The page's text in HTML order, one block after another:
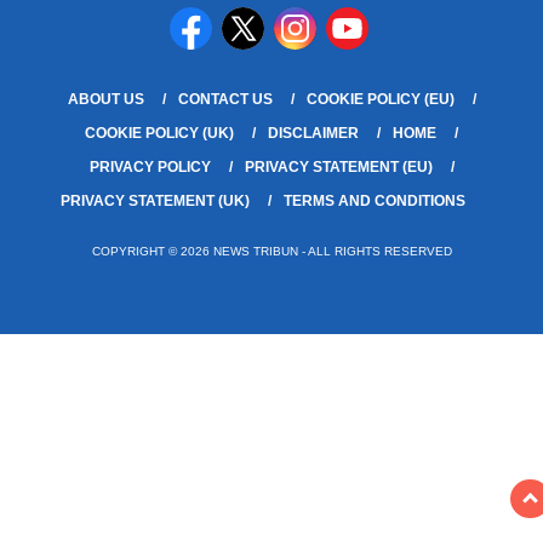
ABOUT US CONTACT US
COOKIE POLICY (EU)
COOKIE POLICY (UK)
DISCLAIMER
HOME
PRIVACY POLICY
PRIVACY STATEMENT (EU)
PRIVACY STATEMENT (UK)
TERMS AND CONDITIONS
COPYRIGHT © 2026 NEWS TRIBUN - ALL RIGHTS RESERVED